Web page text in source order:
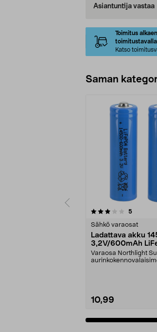
Asiantuntija vastaa
Toimitus
Katso
Saman
5arvostelut
Sähkö varaosat
Ladattava akku
3,2V/600mAh
kpl
Varaosa Northlight
10,99
4.5 viidestä